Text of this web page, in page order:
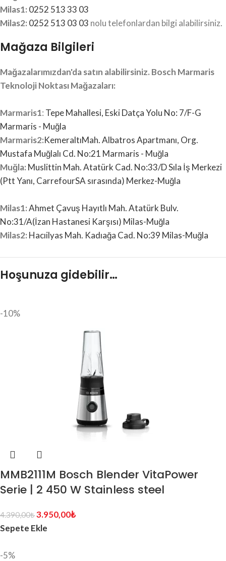
Milas1: 0252 513 33 03
Milas2: 0252 513 03 03 nolu telefonlardan bilgi alabilirsiniz.
Mağaza Bilgileri
Mağazalarımızdan'da satın alabilirsiniz. Bosch Marmaris
Teknoloji Noktası Mağazaları:
Marmaris1: Tepe Mahallesi, Eski Datça Yolu No: 7/F-G
Marmaris - Muğla
Marmaris2:KemeraltıMah.Albatros Apartmanı, Org.
Mustafa Muğlalı Cd. No:21 Marmaris - Muğla
Muğla: Muslittin Mah. Atatürk Cad. No:33/D Sıla İş Merkezi
(Ptt Yanı, CarrefourSA sırasında) Merkez-Muğla
Milas1:Ahmet Çavuş Hayıtlı Mah. Atatürk Bulv.
No:31/A(İzan Hastanesi Karşısı) Milas-Muğla
Milas2: Hacıilyas Mah. Kadıağa Cad. No:39 Milas-Muğla
Hoşunuza gidebilir…
-10%
MMB2111M Bosch Blender VitaPower
Serie | 2 450 W Stainless steel
4.390,00₺3.950,00₺
Sepete Ekle
-5%